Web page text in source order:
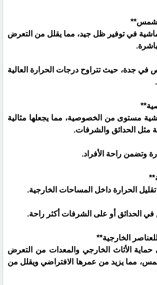
في توفير ظل جيد، مما يقلل من التعرض
جدة، حيث تتراوح درجات الحرارة العالية
مستوى من الخصوصية، مما يجعلها مثالية
مثل الحدائق والشرفات.
وتضمن راحة الأفراد.
الحرارة داخل المساحات الخارجية.
الحدائق أو على الشرفات أكثر راحة.
الأثاث الخارجي والمعدات من التعرض
مما يزيد من عمرها الافتراضي ويقلل من